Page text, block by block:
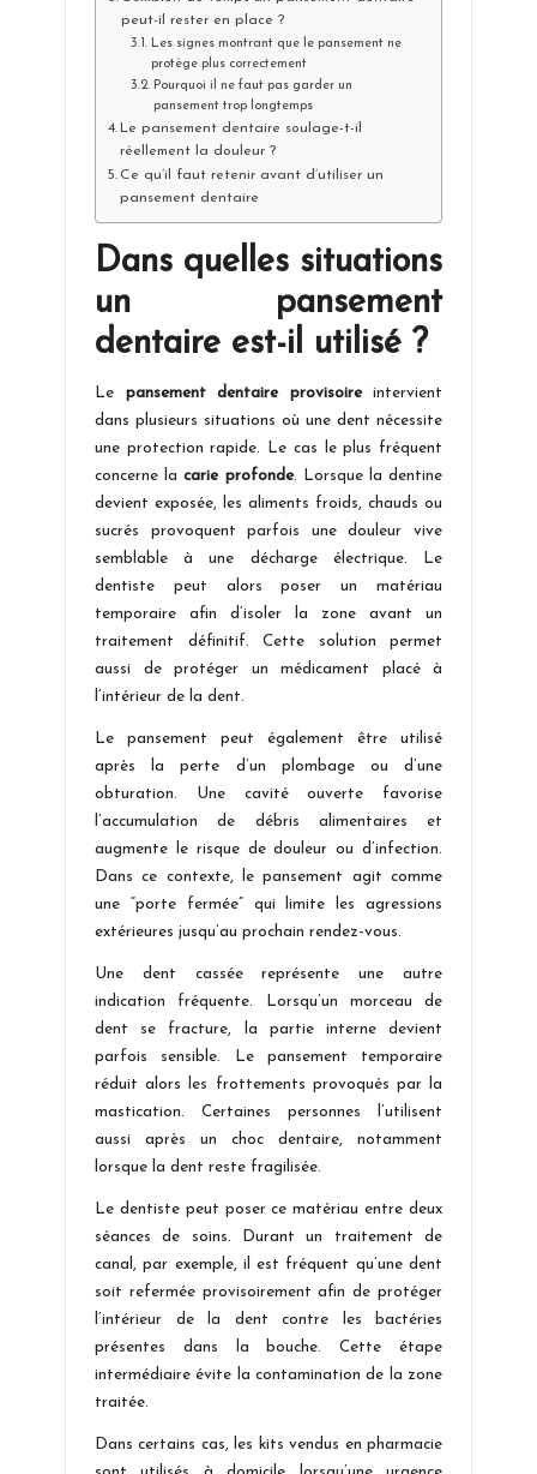
peut-il rester en place ?
Les signes montrant que le pansement ne
protège plus correctement
Pourquoi il ne faut pas garder un
pansement trop longtemps
Le pansement dentaire soulage-t-il
réellement la douleur ?
Ce qu’il faut retenir avant d’utiliser un
pansement dentaire
Dans quelles situations
un pansement
dentaire est-il utilisé ?
Le pansement dentaire provisoireintervient
dans plusieurs situations où une dent nécessite
une protection rapide. Le cas le plus fréquent
concerne lacarie profonde. Lorsque la dentine
devient exposée, les aliments froids, chauds ou
sucrés provoquent parfois une douleur vive
semblable à une décharge électrique. Le
dentiste peut alors poser un matériau
temporaire afin d’isoler la zone avant un
traitement définitif. Cette solution permet
aussi de protéger un médicament placé à
l’intérieur de la dent.
Le pansement peut également être utilisé
après la perte d’un plombage ou d’une
obturation. Une cavité ouverte favorise
l’accumulation de débris alimentaires et
augmente le risque de douleur ou d’infection.
Dans ce contexte, le pansement agit comme
une “porte fermée” qui limite les agressions
extérieures jusqu’au prochain rendez-vous.
Une dent cassée représente une autre
indication fréquente. Lorsqu’un morceau de
dent se fracture, la partie interne devient
parfois sensible. Le pansement temporaire
réduit alors les frottements provoqués par la
mastication. Certaines personnes l’utilisent
aussi après un choc dentaire, notamment
lorsque la dent reste fragilisée.
Le dentiste peut poser ce matériau entre deux
séances de soins. Durant un traitement de
canal, par exemple, il est fréquent qu’une dent
soit refermée provisoirement afin de protéger
l’intérieur de la dent contre les bactéries
présentes dans la bouche. Cette étape
intermédiaire évite la contamination de la zone
traitée.
Dans certains cas, les kits vendus en pharmacie